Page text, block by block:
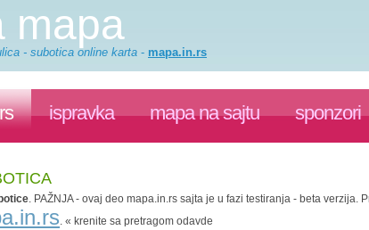
mapa
- subotica online karta - mapa.in.rs
ispravka mapa na sajtu sponzori
. PAŽNJA - ovaj deo mapa.in.rs sajta je u fazi testiranja - beta
. « krenite sa pretragom odavde